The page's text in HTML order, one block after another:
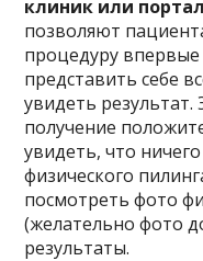
клиник или
позволяют
процедуру впервые
представить себе
увидеть
получение
увидеть, что
физического
посмотреть фото
(желательно фото
результаты.